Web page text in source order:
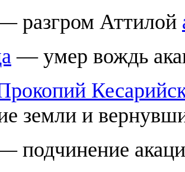
разгром Аттилой
— умер вождь
земли и
подчинение